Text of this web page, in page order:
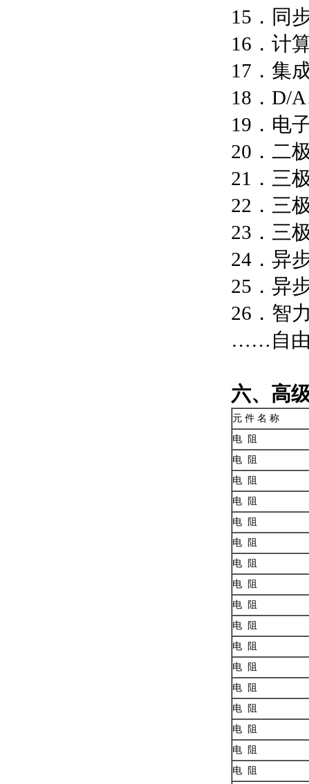
15．同
16．计
17．集
18．D/
19．电
20．二
21．三
22．三
23．三
24．异
25．异
26．智
……自由
六、高
元 件 名 称
电 阻
电 阻
电 阻
电 阻
电 阻
电 阻
电 阻
电 阻
电 阻
电 阻
电 阻
电 阻
电 阻
电 阻
电 阻
电 阻
电 阻